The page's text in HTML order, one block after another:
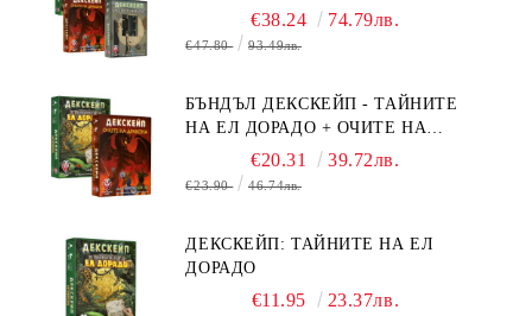
БЯГСТВО ОТ АЛКАТРАЗ +
ТАЙНИТЕ НА ЕЛ ДОРАДО +
€38.24 74.79лв.
€47.80 93.49лв.
БЪНДЪЛ ДЕКСКЕЙП - ТАЙНИТЕ
НА ЕЛ ДОРАДО + ОЧИТЕ НА
ДРАКОНА€20.31 39.72лв.
€23.90 46.74лв.
ДЕКСКЕЙП: ТАЙНИТЕ НА ЕЛ
ДОРАДО
€11.95 23.37лв.